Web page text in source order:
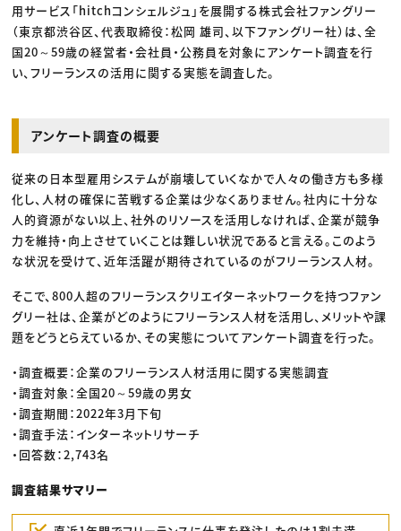
用サービス「hitchコンシェルジュ」を展開する株式会社ファングリー
（東京都渋谷区、代表取締役：松岡 雄司、以下ファングリー社）は、全
国20～59歳の経営者・会社員・公務員を対象にアンケート調査を行
い、フリーランスの活用に関する実態を調査した。
アンケート調査の概要
従来の日本型雇用システムが崩壊していくなかで人々の働き方も多様
化し、人材の確保に苦戦する企業は少なくありません。社内に十分な
人的資源がない以上、社外のリソースを活用しなければ、企業が競争
力を維持・向上させていくことは難しい状況であると言える。このよう
な状況を受けて、近年活躍が期待されているのがフリーランス人材。
そこで、800人超のフリーランスクリエイターネットワークを持つファン
グリー社は、企業がどのようにフリーランス人材を活用し、メリットや課
題をどうとらえているか、その実態についてアンケート調査を行った。
・調査概要：企業のフリーランス人材活用に関する実態調査
・調査対象：全国20～59歳の男女
・調査期間：2022年3月下旬
・調査手法：インターネットリサーチ
・回答数：2,743名
調査結果サマリー